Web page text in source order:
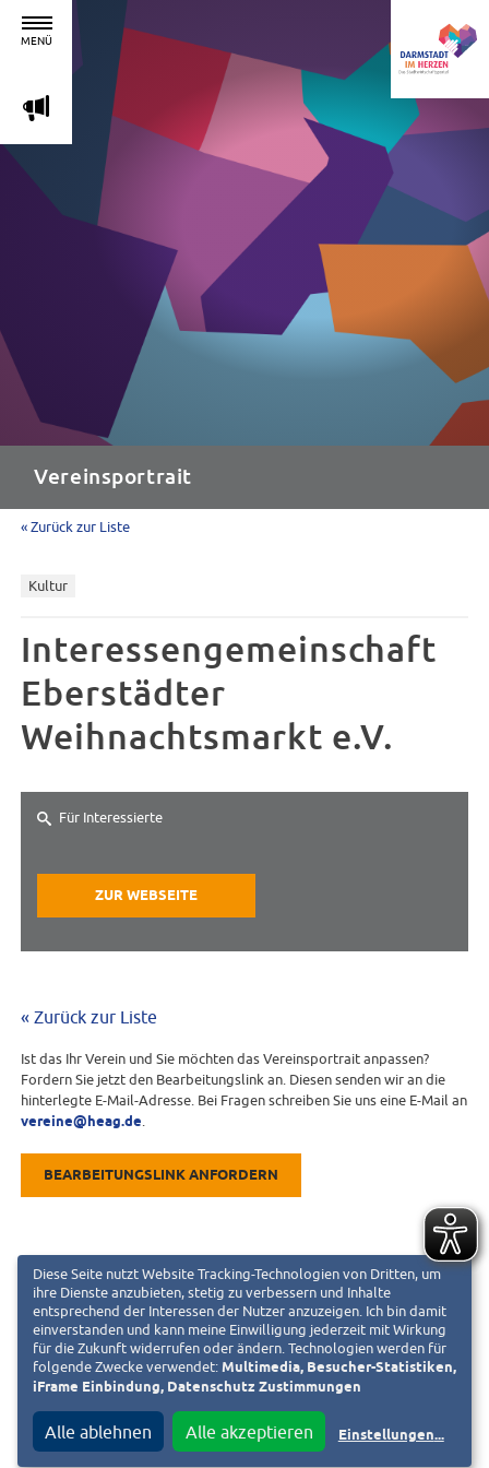
MENÜ
m
Vereinsportrait
« Zurück zur Liste
Kultur
Interessengemeinschaft
Eberstädter
Weihnachtsmarkt e.V.
Für Interessierte
ZUR WEBSEITE
« Zurück zur Liste
Ist das Ihr Verein und Sie möchten das Vereinsportrait anpassen?
Fordern Sie jetzt den Bearbeitungslink an. Diesen senden wir an die
hinterlegte E-Mail-Adresse. Bei Fragen schreiben Sie uns eine E-Mail an
vereine@heag.de
BEARBEITUNGSLINK ANFORDERN
Diese Seite nutzt Website Tracking-Technologien von Dritten, um
ihre Dienste anzubieten, stetig zu verbessern und Inhalte
entsprechend der Interessen der Nutzer anzuzeigen. Ich bin damit
einverstanden und kann meine Einwilligung jederzeit mit Wirkung
für die Zukunft widerrufen oder ändern. Technologien werden für
folgende Zwecke verwendet: Multimedia, Besucher-Statistiken,
iFrame Einbindung, Datenschutz Zustimmungen
Alle ablehnen Alle akzeptieren Einstellungen...